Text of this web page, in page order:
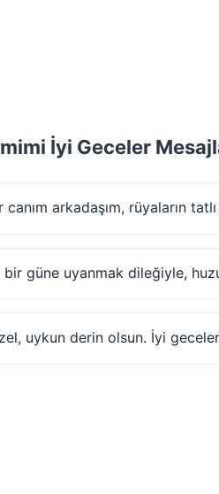
İyi Geceler
arkadaşım, rüyaların
bir güne uyanmak dileğiyle,
uykun derin olsun. İyi